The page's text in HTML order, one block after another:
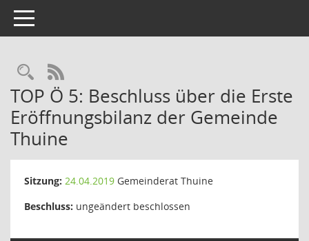
Toggle navigation
Rechercheauswahl
RSS-Feed
TOP Ö 5: Beschluss über die Erste
Eröffnungsbilanz der Gemeinde
Thuine
Sitzung: 24.04.2019 Gemeinderat Thuine
Beschluss: ungeändert beschlossen